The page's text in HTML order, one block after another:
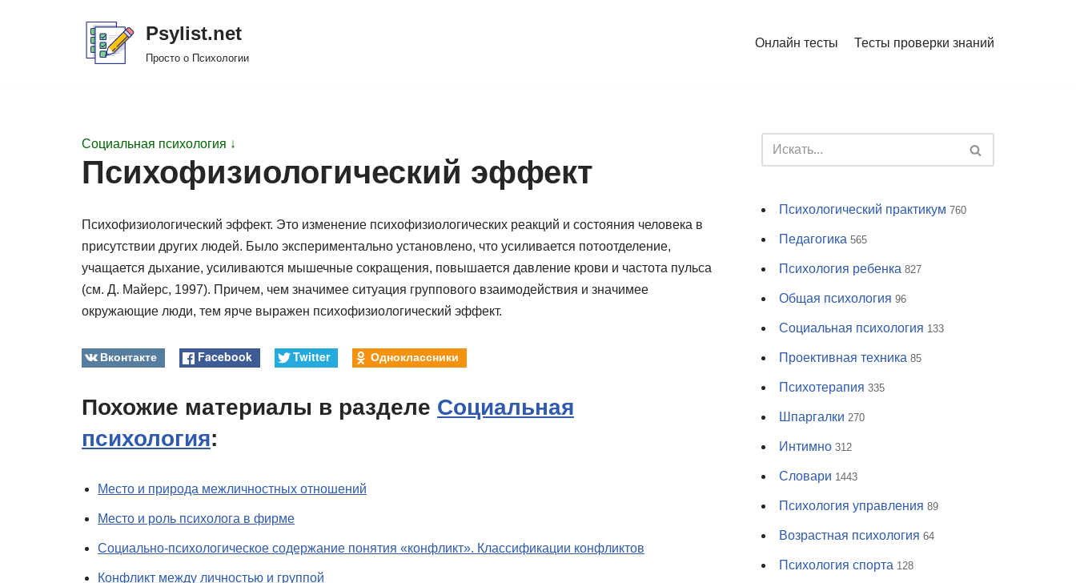
Psylist.net
Просто о Психологии
Онлайн тесты Тесты проверки знаний
Социальная психология ↓
Психофизиологический эффект
Психофизиологический эффект. Это изменение психофизиологических реакций и состояния человека в
присутствии других людей. Было экспериментально установлено, что усиливается потоотделение,
учащается дыхание, усиливаются мышечные сокращения, повышается давление крови и частота пульса
(см. Д. Майерс, 1997). Причем, чем значимее ситуация группового взаимодействия и значимее
окружающие люди, тем ярче выражен психофизиологический эффект.
Вконтакте Facebook Twitter Одноклассники
Похожие материалы в разделе Социальная
психология:
Место и природа межличностных отношений
Место и роль психолога в фирме
Социально-психологическое содержание понятия «конфликт». Классификации конфликтов
Конфликт между личностью и группой
Психологический практикум 760
Педагогика 565
Психология ребенка 827
Общая психология 96
Социальная психология 133
Проективная техника 85
Психотерапия 335
Шпаргалки 270
Интимно 312
Словари 1443
Психология управления 89
Возрастная психология 64
Психология спорта 128